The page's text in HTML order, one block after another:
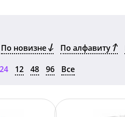
По новизне По алфавиту
24 12 48 96 Все